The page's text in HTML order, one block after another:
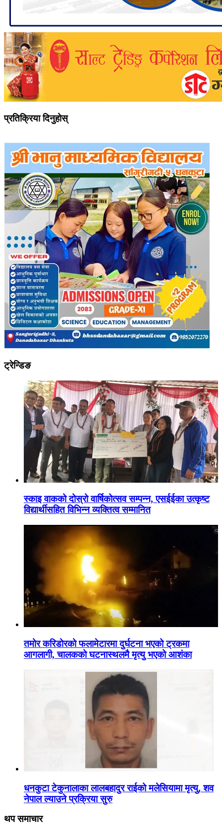
प्रतिक्रिया दिनुहोस्
ट्रेन्डिङ
स्काइ वाकको दोस्रो वार्षिकोत्सव सम्पन्न, एसईईका उत्कृष्ट
विद्यार्थीसहित विभिन्न व्यक्तित्व सम्मानित
तमोर करिडोरको फलामेटारमा दुर्घटना भएको ट्रकमा
आगलागी, चालकको घटनास्थलमै मृत्यु भएको आशंका
धनकुटा टेकुनालाका लालबहादुर राईको मलेसियामा मृत्यु, शव
नेपाल ल्याउने प्रक्रिया सुरु
थप समाचार